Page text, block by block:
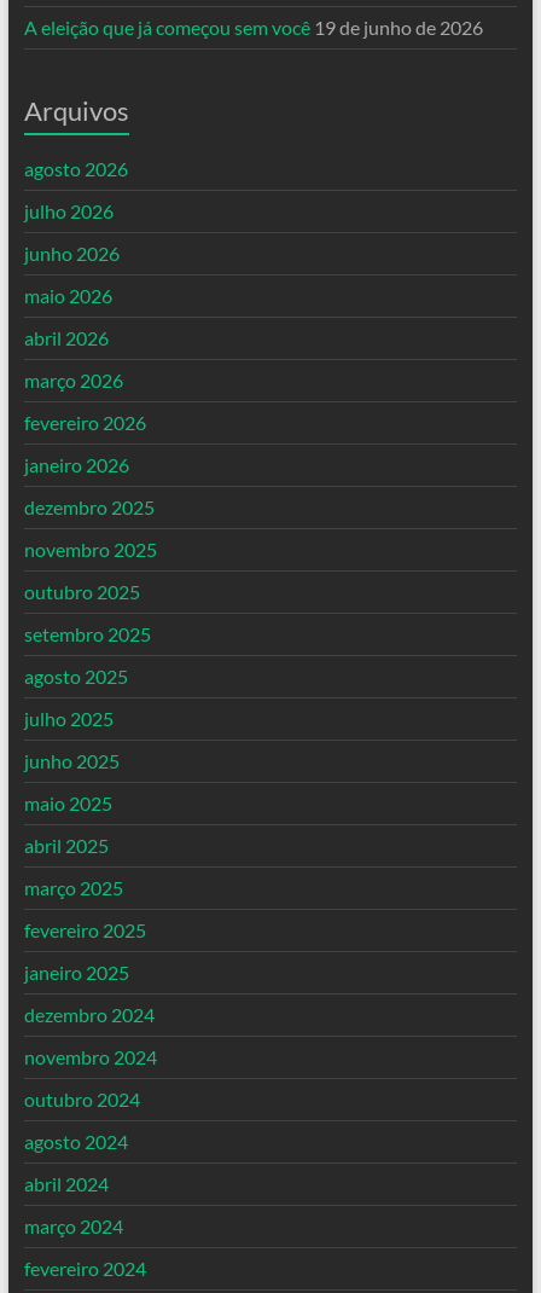
A eleição que já começou sem você 19 de junho de 2026
Arquivos
agosto 2026
julho 2026
junho 2026
maio 2026
abril 2026
março 2026
fevereiro 2026
janeiro 2026
dezembro 2025
novembro 2025
outubro 2025
setembro 2025
agosto 2025
julho 2025
junho 2025
maio 2025
abril 2025
março 2025
fevereiro 2025
janeiro 2025
dezembro 2024
novembro 2024
outubro 2024
agosto 2024
abril 2024
março 2024
fevereiro 2024